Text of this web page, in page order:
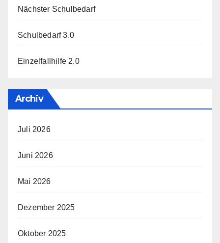
Nächster Schulbedarf
Schulbedarf 3.0
Einzelfallhilfe 2.0
Archiv
Juli 2026
Juni 2026
Mai 2026
Dezember 2025
Oktober 2025